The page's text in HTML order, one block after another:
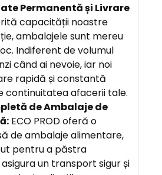
Permanentă și Livrare
capacității noastre
ambalajele sunt mereu
Indiferent de volumul
când ai nevoie, iar noi
rapidă și constantă
continuitatea afacerii tale.
de Ambalaje de
ECO PROD oferă o
de ambalaje alimentare,
pentru a păstra
un transport sigur și